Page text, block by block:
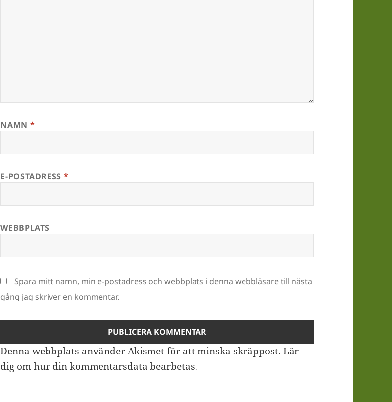
NAMN *
E-POSTADRESS *
WEBBPLATS
Spara mitt namn, min e-postadress och webbplats i denna webbläsare till nästa
gång jag skriver en kommentar.
Denna webbplats använder Akismet för att minska skräppost.Lär
dig om hur din kommentarsdata bearbetas.